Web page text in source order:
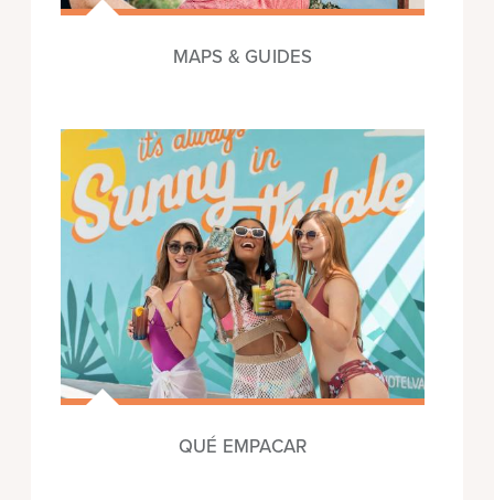
MAPS & GUIDES
QUÉ EMPACAR